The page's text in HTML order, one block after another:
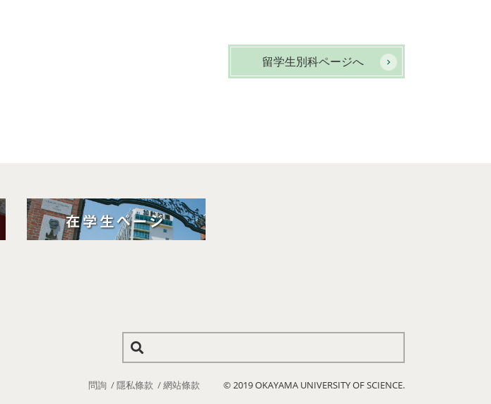
留学生別科ページへ
問詢 隱私條款 網站條款 © 2019 OKAYAMA UNIVERSITY OF SCIENCE.